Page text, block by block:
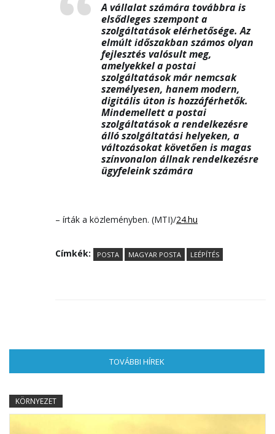
A vállalat számára továbbra is
elsődleges szempont a
szolgáltatások elérhetősége. Az
elmúlt időszakban számos olyan
fejlesztés valósult meg,
amelyekkel a postai
szolgáltatások már nemcsak
személyesen, hanem modern,
digitális úton is hozzáférhetők.
Mindemellett a postai
szolgáltatások a rendelkezésre
álló szolgáltatási helyeken, a
változásokat követően is magas
színvonalon állnak rendelkezésre
ügyfeleink számára
– írták a közleményben. (MTI)/24.hu
Címkék: POSTA MAGYAR POSTA LEÉPÍTÉS
TOVÁBBI HÍREK
KÖRNYEZET